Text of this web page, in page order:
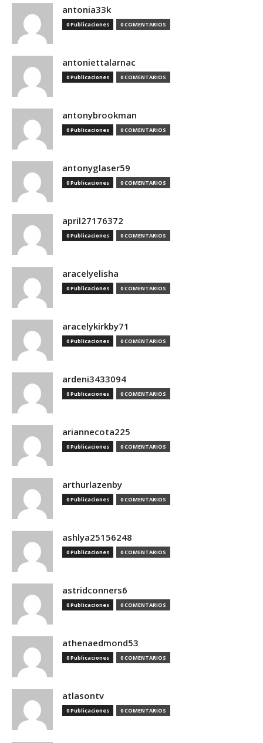
antonia33k
0 Publicaciones 0 COMENTARIOS
antoniettalarnac
0 Publicaciones 0 COMENTARIOS
antonybrookman
0 Publicaciones 0 COMENTARIOS
antonyglaser59
0 Publicaciones 0 COMENTARIOS
april27176372
0 Publicaciones 0 COMENTARIOS
aracelyelisha
0 Publicaciones 0 COMENTARIOS
aracelykirkby71
0 Publicaciones 0 COMENTARIOS
ardeni3433094
0 Publicaciones 0 COMENTARIOS
ariannecota225
0 Publicaciones 0 COMENTARIOS
arthurlazenby
0 Publicaciones 0 COMENTARIOS
ashlya25156248
0 Publicaciones 0 COMENTARIOS
astridconners6
0 Publicaciones 0 COMENTARIOS
athenaedmond53
0 Publicaciones 0 COMENTARIOS
atlasontv
0 Publicaciones 0 COMENTARIOS